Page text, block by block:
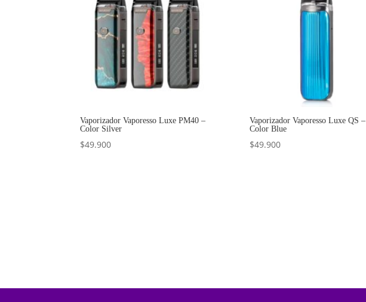
Vaporizador Vaporesso Luxe PM40 –
Color Silver
$49.900
Vaporizador Vaporesso Luxe QS –
Color Blue
$49.900